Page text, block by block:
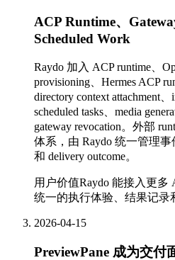
ACP Runtime、
Scheduled Work
Raydo 加入 ACP runtime、
provisioning、Hermes ACP
directory context attachment、
scheduled tasks、media
gateway revocation。外部
体系，由 Raydo 统一管理事
和 delivery outcome。
用户价值Raydo 能接入更多
统一的执行体验、结果记录
2026-04-15
PreviewPane 成为交付